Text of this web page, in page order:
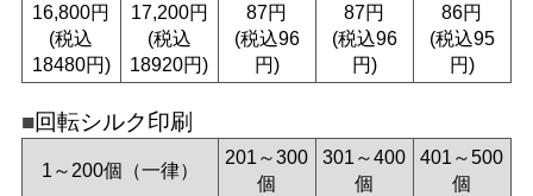
16,800円
(税込
18480円)
17,200円
(税込
18920円)
87円
(税込96
円)
87円
(税込96
円)
86円
(税込95
円)
回転シルク印刷
1～200個（一律）
201～300
個
301～400
個
401～500
個